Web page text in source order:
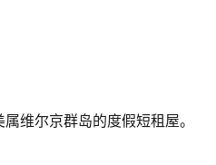
维尔京群岛的度假短租屋。